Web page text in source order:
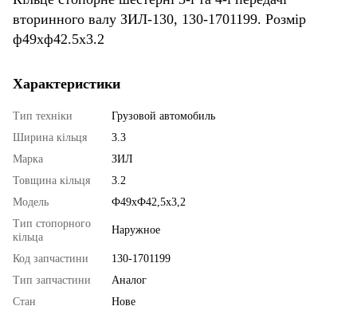
вторинного валу ЗИЛ-130, 130-1701199. Розмір
ф49xф42.5x3.2
Характеристики
Тип техніки
Грузовой автомобиль
Ширина кільця
3.3
Марка
ЗИЛ
Товщина кільця
3.2
Модель
Ф49хФ42,5х3,2
Тип стопорного
кільца
Наружное
Код запчастини
130-1701199
Тип запчастини
Аналог
Стан
Нове